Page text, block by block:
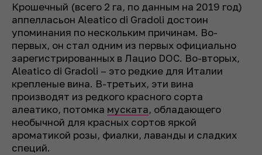
Крошечный (всего 2 га, по данным на 2019 год)
аппелласьон Aleatico di Gradoli достоин
упоминания по нескольким причинам. Во-
первых, он стал одним из первых официально
зарегистрированных в Лацио DOC. Во-вторых,
Aleatico di Gradoli – это редкие для Италии
крепленые вина. В-третьих, эти вина
производят из редкого красного сорта
алеатико, потомка муската, обладающего
необычной для красных сортов яркой
ароматикой розы, фиалки, лаванды и сладких
специй.